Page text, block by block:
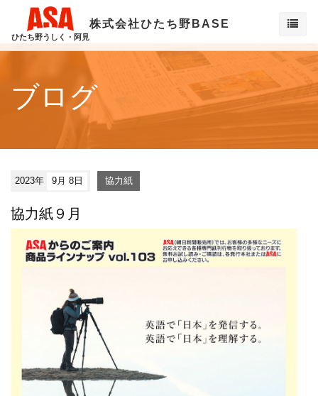
ひたち野うしく・阿見
株式会社ひたち野BASE
ブログ
2023年 9月 8日 協力紙
協力紙９月